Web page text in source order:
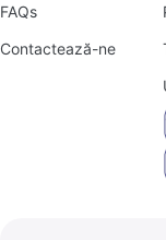
FAQs
Contactează-ne